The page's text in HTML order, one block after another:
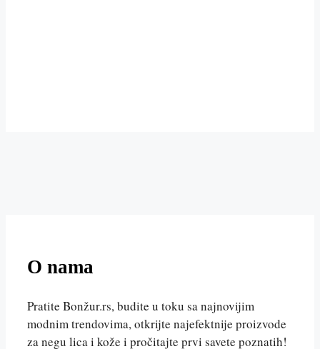
O nama
Pratite Bonžur.rs, budite u toku sa najnovijim
modnim trendovima, otkrijte najefektnije proizvode
za negu lica i kože i pročitajte prvi savete poznatih!